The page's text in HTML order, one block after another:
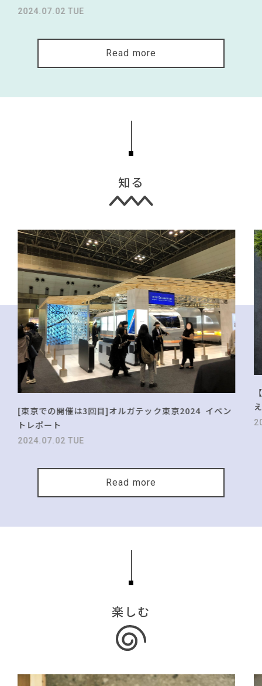
2024.07.02 TUE
Read more
知る
[東京での開催は3回目]オルガテック東京2024 イベン
トレポート
2024.07.02 TUE
Read more
楽しむ